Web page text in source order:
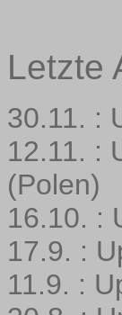
Letzte
30.11. :
12.11. :
(Polen)
16.10. :
17.9. :
11.9. :